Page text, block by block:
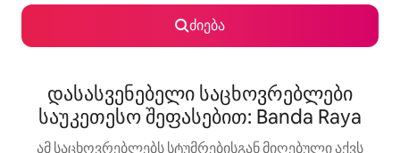
ძიება
დასასვენებელი საცხოვრებლები
საუკეთესო შეფასებით: Banda Raya
ამ საცხოვრებლებს სტუმრებისგან მიღებული აქვს